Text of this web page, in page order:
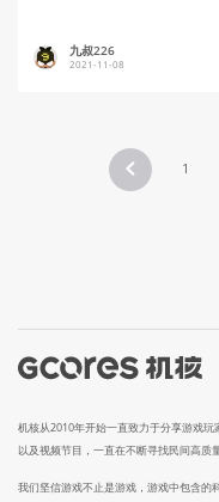
九叔226
2021-11-08
1
机核从2010年开始一直致力于分享游戏
以及视频节目，一直在不断寻找民间高质
我们坚信游戏不止是游戏，游戏中包含的